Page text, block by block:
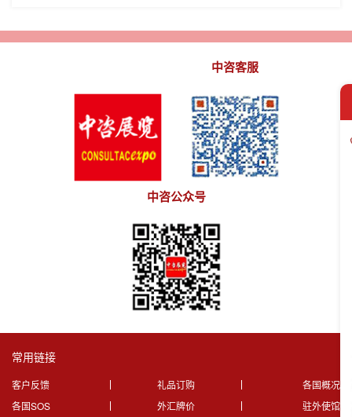
中咨客服
中咨公众号
常用链接
客户反馈 礼品订购
各国概况
各国SOS
外汇牌价 驻外使馆